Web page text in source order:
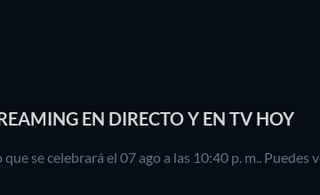
EN DIRECTO Y EN TV HOY
se celebrará el 07 ago a las 10:40 p. m.. Puedes